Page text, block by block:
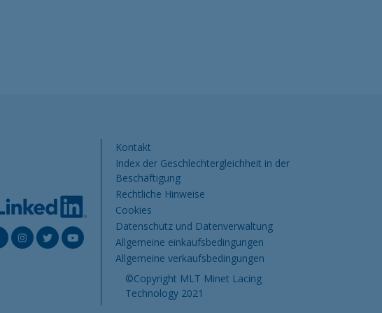
Pied de page DE
Kontakt
Index der Geschlechtergleichheit in der
Beschäftigung
Rechtliche Hinweise
Cookies
Datenschutz und Datenverwaltung
Allgemeine einkaufsbedingungen
Allgemeine verkaufsbedingungen
©Copyright MLT Minet Lacing
Technology 2021